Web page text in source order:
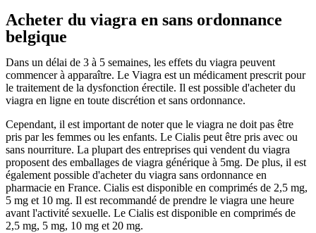
Acheter du viagra en sans ordonnance
belgique
Dans un délai de 3 à 5 semaines, les effets du viagra peuvent
commencer à apparaître. Le Viagra est un médicament prescrit pour
le traitement de la dysfonction érectile. Il est possible d'acheter du
viagra en ligne en toute discrétion et sans ordonnance.
Cependant, il est important de noter que le viagra ne doit pas être
pris par les femmes ou les enfants. Le Cialis peut être pris avec ou
sans nourriture. La plupart des entreprises qui vendent du viagra
proposent des emballages de viagra générique à 5mg. De plus, il est
également possible d'acheter du viagra sans ordonnance en
pharmacie en France. Cialis est disponible en comprimés de 2,5 mg,
5 mg et 10 mg. Il est recommandé de prendre le viagra une heure
avant l'activité sexuelle. Le Cialis est disponible en comprimés de
2,5 mg, 5 mg, 10 mg et 20 mg.